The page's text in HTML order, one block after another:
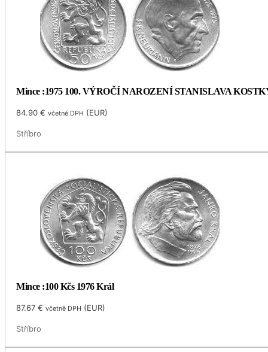
Mince :1975 100. VÝROČÍ NAROZENÍ STANISLAVA
84.90€ včetně DPH (EUR)
Stříbro
Mince :100 Kčs 1976 Král
87.67€ včetně DPH (EUR)
Stříbro